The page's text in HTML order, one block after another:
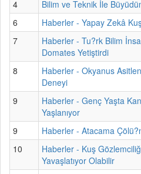
4
Bilim ve Teknik İle
6
Haberler - Yapay Zekâ
7
Haberler - Tu?rk Bilim
Domates Yetiştirdi
8
Haberler - Okyanus
Deneyi
9
Haberler - Genç Yaşta
Yaşlanıyor
9
Haberler - Atacama
10
Haberler - Kuş
Yavaşlatıyor Olabilir